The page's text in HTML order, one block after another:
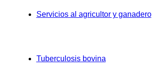
Servicios al agricultor y ganadero
Tuberculosis bovina